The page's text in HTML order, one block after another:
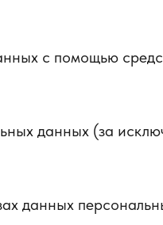
с помощью
данных (за
данных